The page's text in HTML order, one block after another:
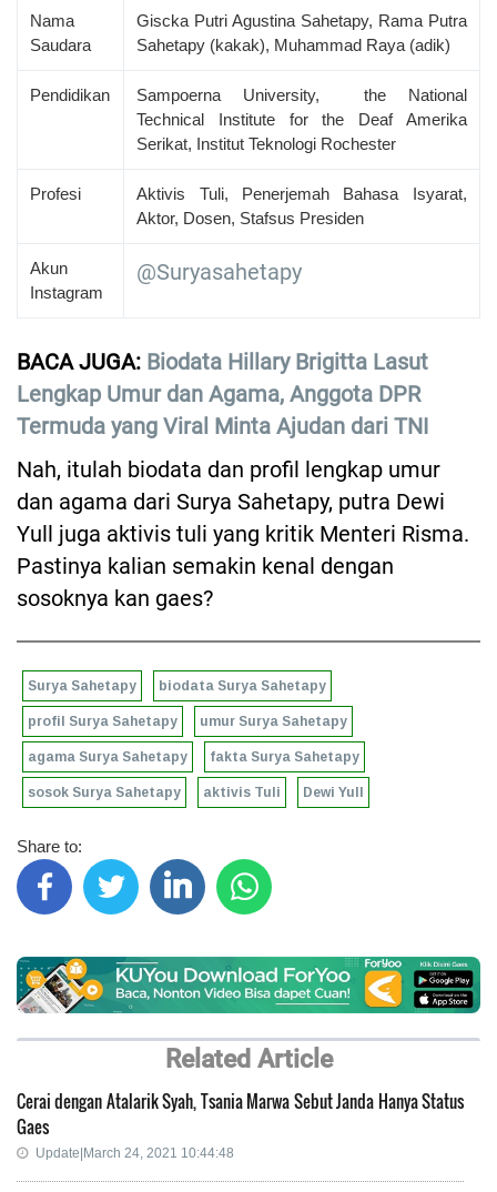
Nama
Saudara
Giscka Putri Agustina Sahetapy, Rama Putra
Sahetapy (kakak), Muhammad Raya (adik)
Pendidikan
Sampoerna University, the National
Technical Institute for the Deaf Amerika
Serikat, Institut Teknologi Rochester
Profesi
Aktivis Tuli, Penerjemah Bahasa Isyarat,
Aktor, Dosen, Stafsus Presiden
Akun
Instagram
@Suryasahetapy
BACA JUGA: Biodata Hillary Brigitta Lasut
Lengkap Umur dan Agama, Anggota DPR
Termuda yang Viral Minta Ajudan dari TNI
Nah, itulah biodata dan profil lengkap umur
dan agama dari Surya Sahetapy, putra Dewi
Yull juga aktivis tuli yang kritik Menteri Risma.
Pastinya kalian semakin kenal dengan
sosoknya kan gaes?
Surya Sahetapy biodata Surya Sahetapy
profil Surya Sahetapy umur Surya Sahetapy
agama Surya Sahetapy fakta Surya Sahetapy
sosok Surya Sahetapy aktivis Tuli Dewi Yull
Share to:
Related Article
Cerai dengan Atalarik Syah, Tsania Marwa Sebut Janda Hanya Status
Gaes
Update|March 24, 2021 10:44:48